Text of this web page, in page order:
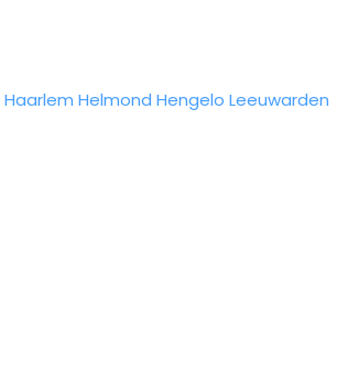
Haarlem Helmond Hengelo Leeuwarden